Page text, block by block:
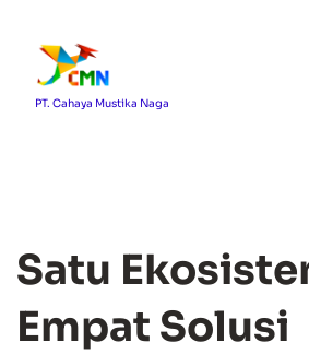
PT. Cahaya Mustika Naga
Satu
Empat Solusi